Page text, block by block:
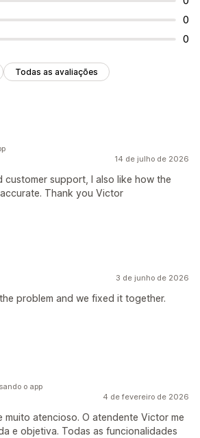
0
0
Todas as avaliações
14 de julho de 2026
support, I also like how the
Thank you Victor
3 de junho de 2026
problem and we fixed it together.
4 de fevereiro de 2026
muito atencioso. O atendente Victor me
e objetiva. Todas as funcionalidades
o app